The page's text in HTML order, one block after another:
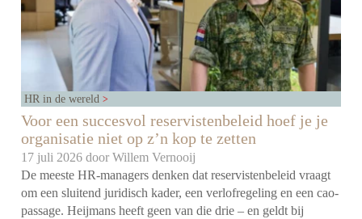
HR in de wereld
Voor een succesvol reservistenbeleid hoef je je
organisatie niet op z’n kop te zetten
17 juli 2026 doorWillem Vernooij
De meeste HR-managers denken dat reservistenbeleid vraagt
om een sluitend juridisch kader, een verlofregeling en een cao-
passage. Heijmans heeft geen van die drie – en geldt bij